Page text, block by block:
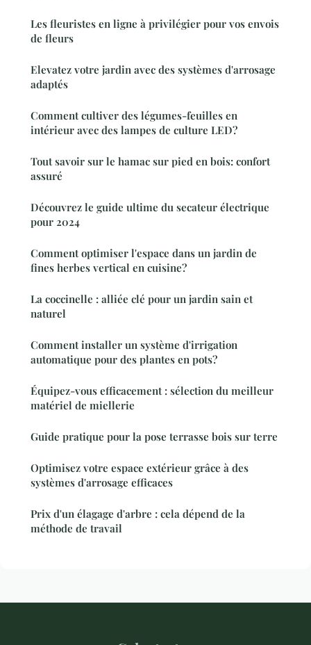
Les fleuristes en ligne à privilégier pour vos envois
de fleurs
Elevatez votre jardin avec des systèmes d'arrosage
adaptés
Comment cultiver des légumes-feuilles en
intérieur avec des lampes de culture LED?
Tout savoir sur le hamac sur pied en bois: confort
assuré
Découvrez le guide ultime du secateur électrique
pour 2024
Comment optimiser l'espace dans un jardin de
fines herbes vertical en cuisine?
La coccinelle : alliée clé pour un jardin sain et
naturel
Comment installer un système d'irrigation
automatique pour des plantes en pots?
Équipez-vous efficacement : sélection du meilleur
matériel de miellerie
Guide pratique pour la pose terrasse bois sur terre
Optimisez votre espace extérieur grâce à des
systèmes d'arrosage efficaces
Prix d'un élagage d'arbre : cela dépend de la
méthode de travail